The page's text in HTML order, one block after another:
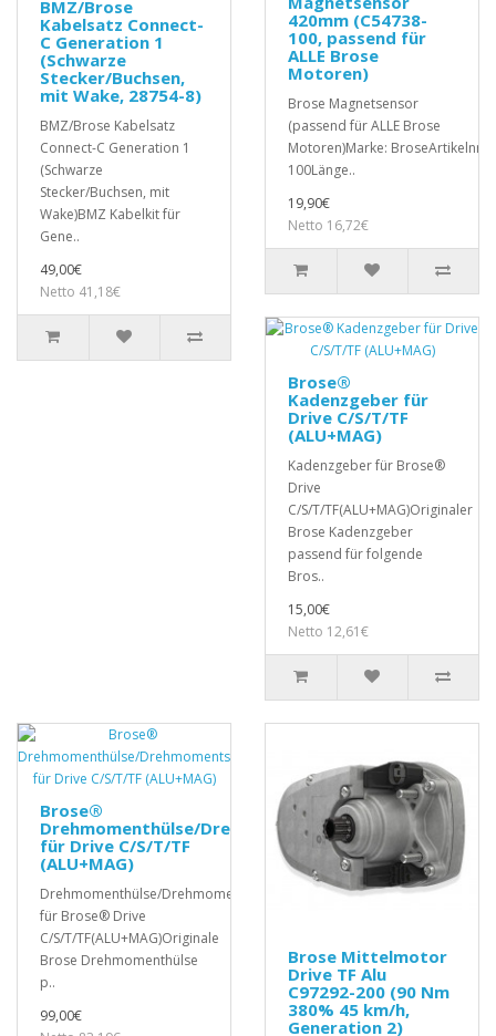
BMZ/Brose
Kabelsatz Connect-
C Generation 1
(Schwarze
Stecker/Buchsen,
mit Wake, 28754-8)
BMZ/Brose Kabelsatz
Connect-C Generation 1
(Schwarze
Stecker/Buchsen, mit
Wake)BMZ Kabelkit für
Gene..
49,00€
Netto 41,18€
420mm (C54738-
100, passend für
ALLE Brose
Motoren)
Brose Magnetsensor
(passend für ALLE Brose
Motoren)Marke: BroseArtikelnr.:
100Länge..
19,90€
Netto 16,72€
Brose®
Kadenzgeber für
Drive C/S/T/TF
(ALU+MAG)
Kadenzgeber für Brose®
Drive
C/S/T/TF(ALU+MAG)Originaler
Brose Kadenzgeber
passend für folgende
Bros..
15,00€
Netto 12,61€
Brose®
Drehmomenthülse/Drehmomentsensor
für Drive C/S/T/TF
(ALU+MAG)
Drehmomenthülse/Drehmomentsensor
für Brose® Drive
C/S/T/TF(ALU+MAG)Originale
Brose Drehmomenthülse
p..
99,00€
Brose Mittelmotor
Drive TF Alu
C97292-200 (90 Nm
380% 45 km/h,
Generation 2)